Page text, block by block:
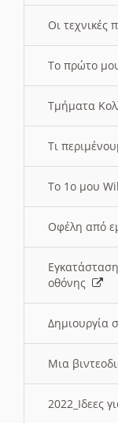
Οι τεχνικές
Το πρώτο
Τμήματα
Τι
Το 1ο μου
Οφέλη από
οθόνης
Δημιουργία
Μια
2022_Ιδεες